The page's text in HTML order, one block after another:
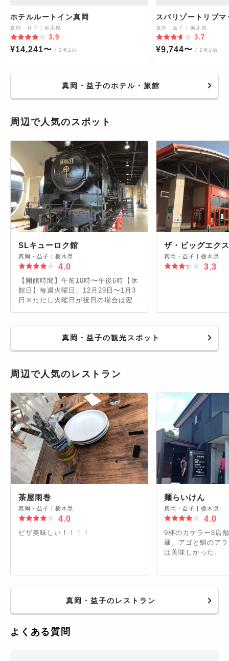
ホテルルートイン真岡
真岡・益子 栃木県
3.9
¥14,241〜 / 2名1泊
スパリゾートリブマ
真岡・益子 栃木県
3.7
¥9,744〜 / 2名1泊
真岡・益子のホテル・旅館
周辺で人気のスポット
SLキューロク館
真岡・益子 栃木県
4.0
【開館時間】午前10時〜午後6時【休
館日】毎週火曜日、12月29日〜1月3
日※ただし火曜日が祝日の場合は翌日
ザ・ビッグエク
真岡・益子 栃木県
3.3
真岡・益子の観光スポット
周辺で人気のレストラン
茶屋雨巻
真岡・益子 栃木県
4.0
ピザ美味しい！！！！
麺らいけん
真岡・益子 栃木県
4.0
9杯のカケラー8店
麺。アゴと鯛のア
は美味しかった。
真岡・益子のレストラン
よくある質問